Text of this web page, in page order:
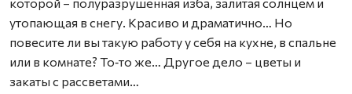
утопающая в снегу. Красиво и драматично… Но
повесите ли вы такую работу у себя на кухне, в спальне
или в комнате? То‑то же… Другое дело – цветы и
закаты с рассветами…